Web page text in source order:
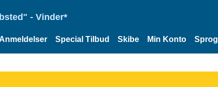
- Vinder*
Special Tilbud Skibe Min Konto Sprog